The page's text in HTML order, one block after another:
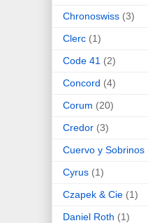
Chronoswiss (3)
Clerc (1)
Code 41 (2)
Concord (4)
Corum (20)
Credor (3)
Cuervo y Sobrinos
Cyrus (1)
Czapek & Cie (1)
Daniel Roth (1)